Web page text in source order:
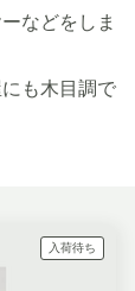
などをしま
も木目調で
入荷待ち